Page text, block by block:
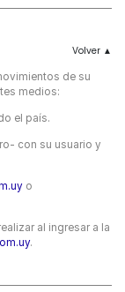
de su
medios:
el país.
con su usuario y
o
al ingresar a la
.